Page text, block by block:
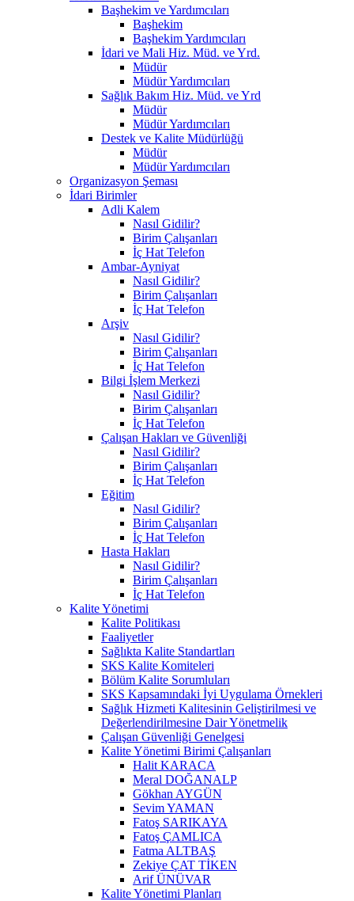
Başhekim ve Yardımcıları
Başhekim
Başhekim Yardımcıları
İdari ve Mali Hiz. Müd. ve Yrd.
Müdür
Müdür Yardımcıları
Sağlık Bakım Hiz. Müd. ve Yrd
Müdür
Müdür Yardımcıları
Destek ve Kalite Müdürlüğü
Müdür
Müdür Yardımcıları
Organizasyon Şeması
İdari Birimler
Adli Kalem
Nasıl Gidilir?
Birim Çalışanları
İç Hat Telefon
Ambar-Ayniyat
Nasıl Gidilir?
Birim Çalışanları
İç Hat Telefon
Arşiv
Nasıl Gidilir?
Birim Çalışanları
İç Hat Telefon
Bilgi İşlem Merkezi
Nasıl Gidilir?
Birim Çalışanları
İç Hat Telefon
Çalışan Hakları ve Güvenliği
Nasıl Gidilir?
Birim Çalışanları
İç Hat Telefon
Eğitim
Nasıl Gidilir?
Birim Çalışanları
İç Hat Telefon
Hasta Hakları
Nasıl Gidilir?
Birim Çalışanları
İç Hat Telefon
Kalite Yönetimi
Kalite Politikası
Faaliyetler
Sağlıkta Kalite Standartları
SKS Kalite Komiteleri
Bölüm Kalite Sorumluları
SKS Kapsamındaki İyi Uygulama Örnekleri
Sağlık Hizmeti Kalitesinin Geliştirilmesi ve
Değerlendirilmesine Dair Yönetmelik
Çalışan Güvenliği Genelgesi
Kalite Yönetimi Birimi Çalışanları
Halit KARACA
Meral DOĞANALP
Gökhan AYGÜN
Sevim YAMAN
Fatoş SARIKAYA
Fatoş ÇAMLICA
Fatma ALTBAŞ
Zekiye ÇAT TİKEN
Arif ÜNÜVAR
Kalite Yönetimi Planları